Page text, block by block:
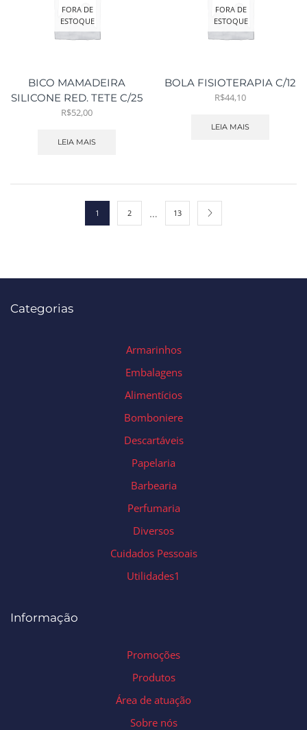
FORA DE
ESTOQUE
BICO MAMADEIRA
SILICONE RED. TETE C/25
R$52,00
LEIA MAIS
FORA DE
ESTOQUE
BOLA FISIOTERAPIA C/12
R$44,10
LEIA MAIS
1 2 … 13
Categorias
Armarinhos
Embalagens
Alimentícios
Bomboniere
Descartáveis
Papelaria
Barbearia
Perfumaria
Diversos
Cuidados Pessoais
Utilidades1
Informação
Promoções
Produtos
Área de atuação
Sobre nós